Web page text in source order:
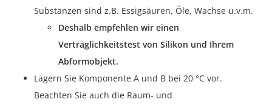
Substanzen sind z.B. Essigsäuren, Öle, Wachse u.v.m.
Deshalb empfehlen wir einen
Verträglichkeitstest von Silikon und Ihrem
Abformobjekt.
Lagern Sie Komponente A und B bei 20 °C vor.
Beachten Sie auch die Raum- und